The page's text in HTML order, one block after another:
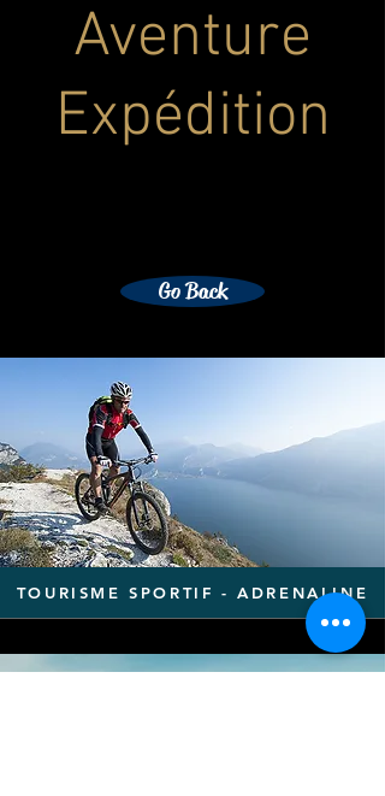
Aventure
Expédition
Go Back
TOURISME SPORTIF - ADRENALINE